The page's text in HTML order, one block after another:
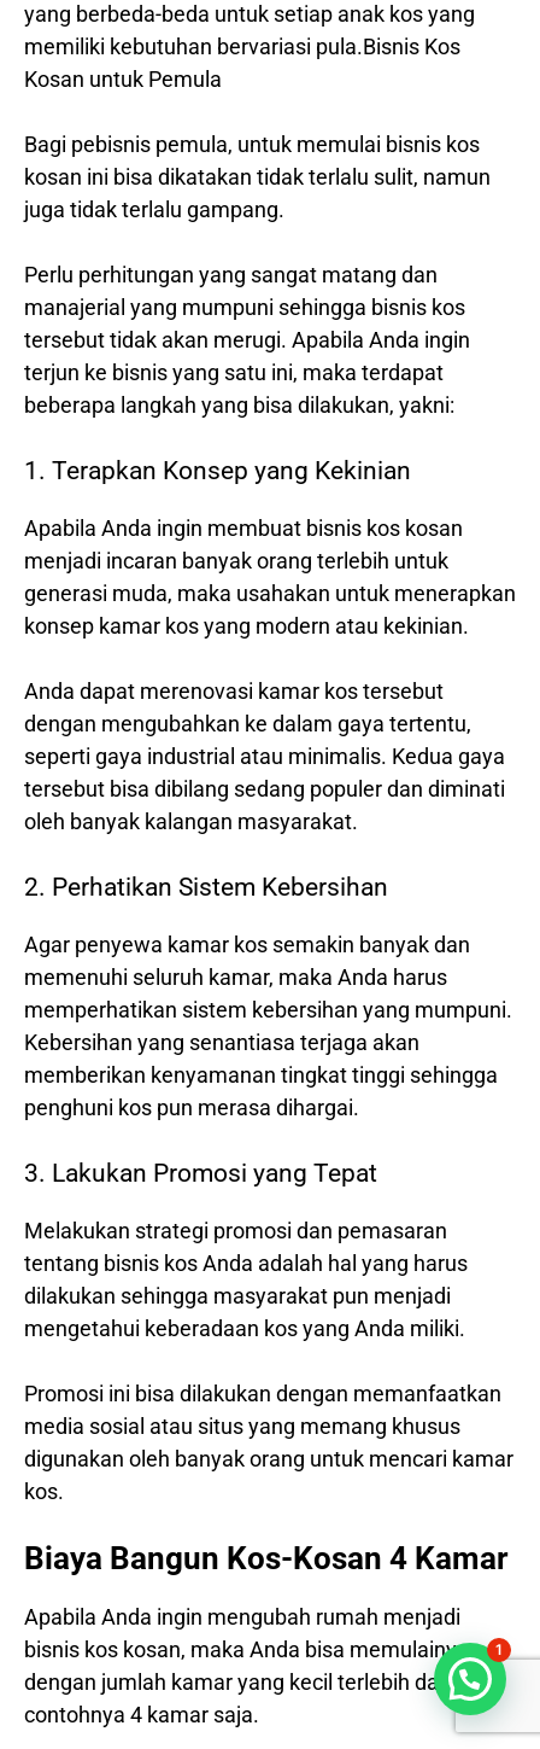
yang berbeda-beda untuk setiap anak kos yang
memiliki kebutuhan bervariasi pula.Bisnis Kos
Kosan untuk Pemula
Bagi pebisnis pemula, untuk memulai bisnis kos
kosan ini bisa dikatakan tidak terlalu sulit, namun
juga tidak terlalu gampang.
Perlu perhitungan yang sangat matang dan
manajerial yang mumpuni sehingga bisnis kos
tersebut tidak akan merugi. Apabila Anda ingin
terjun ke bisnis yang satu ini, maka terdapat
beberapa langkah yang bisa dilakukan, yakni:
1. Terapkan Konsep yang Kekinian
Apabila Anda ingin membuat bisnis kos kosan
menjadi incaran banyak orang terlebih untuk
generasi muda, maka usahakan untuk menerapkan
konsep kamar kos yang modern atau kekinian.
Anda dapat merenovasi kamar kos tersebut
dengan mengubahkan ke dalam gaya tertentu,
seperti gaya industrial atau minimalis. Kedua gaya
tersebut bisa dibilang sedang populer dan diminati
oleh banyak kalangan masyarakat.
2. Perhatikan Sistem Kebersihan
Agar penyewa kamar kos semakin banyak dan
memenuhi seluruh kamar, maka Anda harus
memperhatikan sistem kebersihan yang mumpuni.
Kebersihan yang senantiasa terjaga akan
memberikan kenyamanan tingkat tinggi sehingga
penghuni kos pun merasa dihargai.
3. Lakukan Promosi yang Tepat
Melakukan strategi promosi dan pemasaran
tentang bisnis kos Anda adalah hal yang harus
dilakukan sehingga masyarakat pun menjadi
mengetahui keberadaan kos yang Anda miliki.
Promosi ini bisa dilakukan dengan memanfaatkan
media sosial atau situs yang memang khusus
digunakan oleh banyak orang untuk mencari kamar
kos.
Biaya Bangun Kos-Kosan 4 Kamar
Apabila Anda ingin mengubah rumah menjadi
bisnis kos kosan, maka Anda bisa memulainya
dengan jumlah kamar yang kecil terlebih dahulu,
contohnya 4 kamar saja.
Bisa dibantu?
1